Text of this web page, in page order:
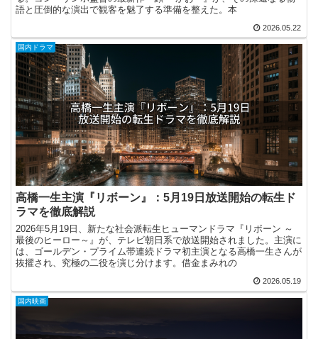
語と圧倒的な演出で観客を魅了する準備を整えた。本
2026.05.22
国内ドラマ
高橋一生主演『リボーン』：5月19日放送開始の転生ド
ラマを徹底解説
2026年5月19日、新たな社会派転生ヒューマンドラマ『リボーン ～
最後のヒーロー～』が、テレビ朝日系で放送開始されました。主演に
は、ゴールデン・プライム帯連続ドラマ初主演となる高橋一生さんが
抜擢され、究極の二役を演じ分けます。借金まみれの
2026.05.19
国内映画